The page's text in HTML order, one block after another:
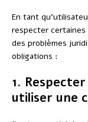
En tant
respecter
des problèmes
obligations :
1.
utiliser une